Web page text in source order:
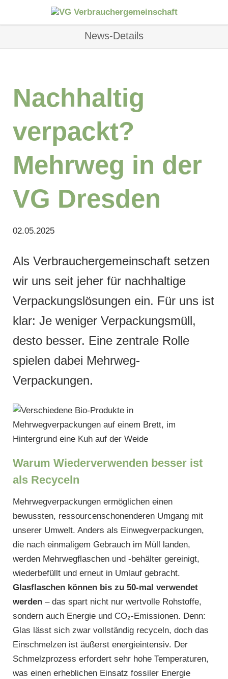
News-Details
Nachhaltig
verpackt?
Mehrweg in der
VG Dresden
02.05.2025
Als Verbrauchergemeinschaft setzen
wir uns seit jeher für nachhaltige
Verpackungslösungen ein. Für uns ist
klar: Je weniger Verpackungsmüll,
desto besser. Eine zentrale Rolle
spielen dabei Mehrweg-
Verpackungen.
Warum Wiederverwenden besser ist
als Recyceln
Mehrwegverpackungen ermöglichen einen
bewussten, ressourcenschonenderen Umgang mit
unserer Umwelt. Anders als Einwegverpackungen,
die nach einmaligem Gebrauch im Müll landen,
werden Mehrwegflaschen und -behälter gereinigt,
wiederbefüllt und erneut in Umlauf gebracht.
Glasflaschen können bis zu 50-mal verwendet
werden– das spart nicht nur wertvolle Rohstoffe,
sondern auch Energie und CO₂-Emissionen. Denn:
Glas lässt sich zwar vollständig recyceln, doch das
Einschmelzen ist äußerst energieintensiv. Der
Schmelzprozess erfordert sehr hohe Temperaturen,
was einen erheblichen Einsatz fossiler Energie